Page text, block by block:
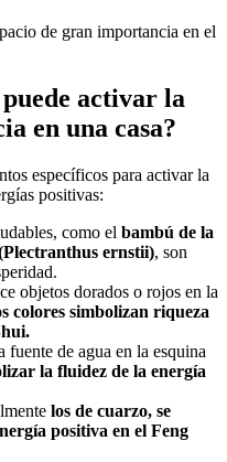
de gran importancia en el
puede activar la
en una casa?
específicos para activar la
positivas:
como el bambú de la
ernstii), son
objetos dorados o rojos en la
colores simbolizan riqueza
fuente de agua en la esquina
la fluidez de la energía
los de cuarzo, se
positiva en el Feng